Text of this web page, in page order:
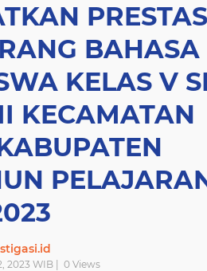
BAHASA
KELAS V
KECAMATAN
2023 WIB | 0 Views